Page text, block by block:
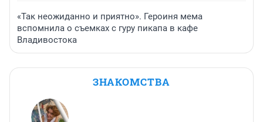
«Так неожиданно и приятно». Героиня мема
вспомнила о съемках с гуру пикапа в кафе
Владивостока
ЗНАКОМСТВА